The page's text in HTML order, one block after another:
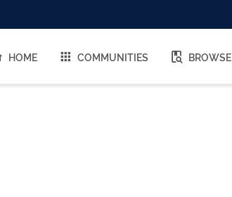
HOME COMMUNITIES BROWSE